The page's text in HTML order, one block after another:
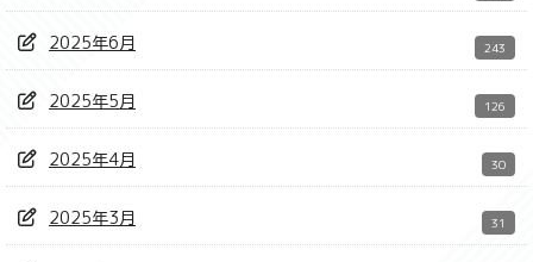
2025年6月 243
2025年5月 126
2025年4月 30
2025年3月 31